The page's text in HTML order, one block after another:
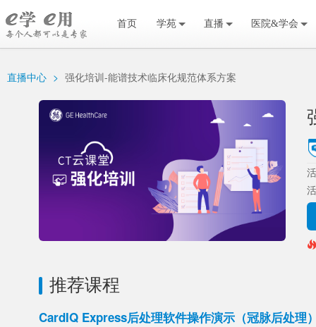
首页 学苑 直播 医院&学会
直播中心 > 强化培训-能谱技术临床化规范体系方案
推荐课程
CardIQ Express后处理软件操作演示（冠脉后处理